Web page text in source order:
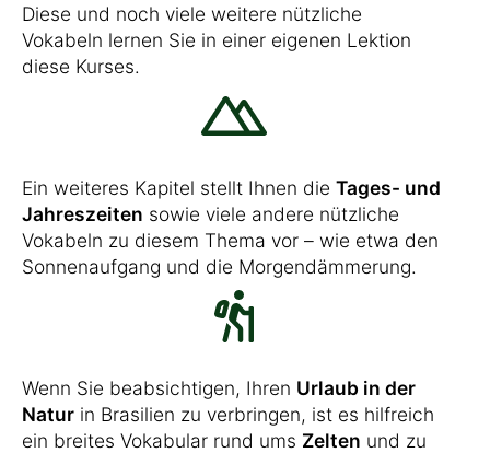
Diese und noch viele weitere nützliche
Vokabeln lernen Sie in einer eigenen Lektion
diese Kurses.
Ein weiteres Kapitel stellt Ihnen die Tages- und
Jahreszeiten sowie viele andere nützliche
Vokabeln zu diesem Thema vor – wie etwa den
Sonnenaufgang und die Morgendämmerung.
Wenn Sie beabsichtigen, Ihren Urlaub in der
Natur in Brasilien zu verbringen, ist es hilfreich
ein breites Vokabular rund ums Zelten und zu